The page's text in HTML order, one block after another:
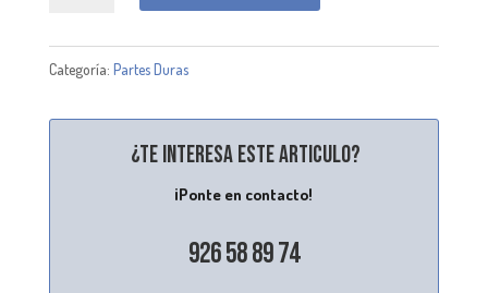
Categoría: Partes Duras
¿Te interesa este articulo?
¡Ponte en contacto!
926 58 89 74